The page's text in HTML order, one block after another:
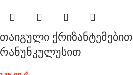
თაიგული
რანუნკულუსით